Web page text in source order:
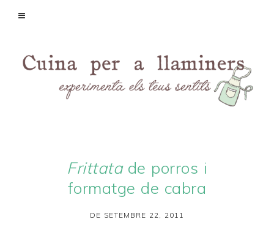
Frittatade porros i
formatge de cabra
DE SETEMBRE 22, 2011